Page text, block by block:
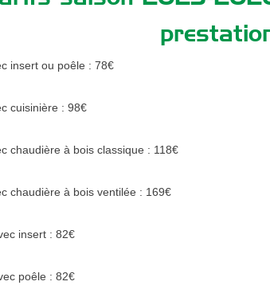
insert ou poêle : 78€
cuisinière : 98€
chaudière à bois classique : 118€
chaudière à bois ventilée : 169€
insert : 82€
poêle : 82€